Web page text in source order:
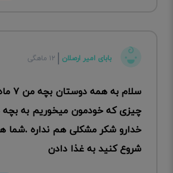
بابای امیر ارصلان ۱۲ ماهگی
سلام
چیزی که خودمون میخوریم به
خدارو شکر مشکلی هم نداره .شما
شروع کنید به غذا دادن